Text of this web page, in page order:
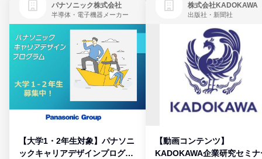
パナソニック株式会社
半導体・電子機器メーカー
【大学1・2年生対象】パナソニ
ックキャリアデザインプログラ
株式会社KADOKAWA
出版社・新聞社
【動画コンテンツ】
KADOKAWA企業研究セミナ